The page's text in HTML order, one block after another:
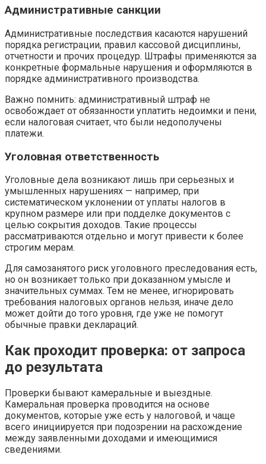
Административные санкции
Административные последствия касаются нарушений
порядка регистрации, правил кассовой дисциплины,
отчетности и прочих процедур. Штрафы применяются за
конкретные формальные нарушения и оформляются в
порядке административного производства.
Важно помнить: административный штраф не
освобождает от обязанности уплатить недоимки и пени,
если налоговая считает, что были недополучены
платежи.
Уголовная ответственность
Уголовные дела возникают лишь при серьезных и
умышленных нарушениях — например, при
систематическом уклонении от уплаты налогов в
крупном размере или при подделке документов с
целью сокрытия доходов. Такие процессы
рассматриваются отдельно и могут привести к более
строгим мерам.
Для самозанятого риск уголовного преследования есть,
но он возникает только при доказанном умысле и
значительных суммах. Тем не менее, игнорировать
требования налоговых органов нельзя, иначе дело
может дойти до того уровня, где уже не помогут
обычные правки деклараций.
Как проходит проверка: от запроса
до результата
Проверки бывают камеральные и выездные.
Камеральная проверка проводится на основе
документов, которые уже есть у налоговой, и чаще
всего инициируется при подозрении на расхождение
между заявленными доходами и имеющимися
сведениями.